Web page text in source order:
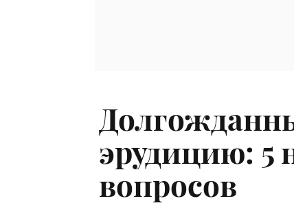
эрудицию: 5
вопросов